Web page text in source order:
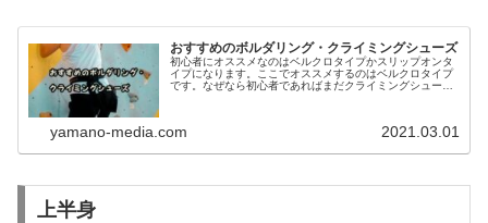
おすすめのボルダリング・クライミングシューズ
初心者にオススメなのはベルクロタイプかスリップオンタ
イプになります。ここでオススメするのはベルクロタイプ
です。なぜなら初心者であればまだクライミングシューズ
yamano-media.com 2021.03.01
上半身